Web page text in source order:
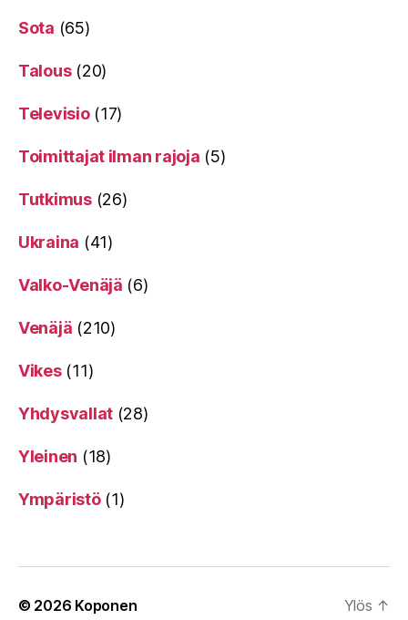
Sota (65)
Talous(20)
Televisio(17)
Toimittajat ilman rajoja (5)
Tutkimus(26)
Ukraina (41)
Valko-Venäjä (6)
Venäjä (210)
Vikes(11)
Yhdysvallat (28)
Yleinen (18)
Ympäristö(1)
© 2026 Koponen Ylös ↑